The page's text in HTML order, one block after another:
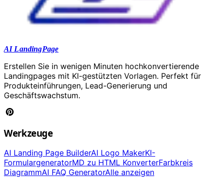
AI LandingPage
Erstellen Sie in wenigen Minuten hochkonvertierende
Landingpages mit KI-gestützten Vorlagen. Perfekt für
Produkteinführungen, Lead-Generierung und
Geschäftswachstum.
Werkzeuge
AI Landing Page BuilderAI Logo MakerKI-
FormulargeneratorMD zu HTML KonverterFarbkreis
DiagrammAI FAQ GeneratorAlle anzeigen